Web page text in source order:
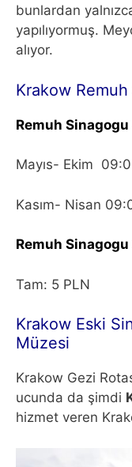
bunlardan
yapılıyormuş.
alıyor.
Krakow
Remuh
Mayıs- Ekim
Kasım- Nisan
Remuh
Tam: 5 PLN
Krakow Eski
Müzesi
Krakow Gezi
ucunda da şimdi
hizmet veren